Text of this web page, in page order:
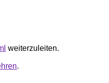
weiterzuleiten.
.